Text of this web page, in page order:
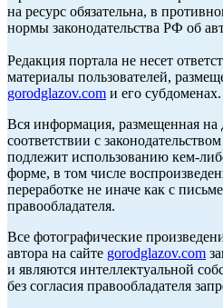
на ресурс обязательна, в
нормы законодательства РФ об
Редакция портала не несет
материалы пользователей,
gorodglazov.com и его субдоменах.
Вся информация, размещенная на
соответствии с
подлежит использованию кем-
форме, в том числе
переработке не иначе как с
правообладателя.
Все фотографические
автора на сайте gorodglazov.com
и являются интеллектуальной
без согласия правообладателя